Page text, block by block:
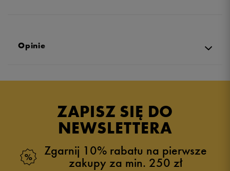
Opinie
ZAPISZ SIĘ DO
NEWSLETTERA
Zgarnij 10% rabatu na pierwsze
zakupy za min. 250 zł